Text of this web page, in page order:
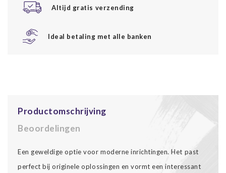
Altijd gratis verzending
Ideal betaling met alle banken
Productomschrijving
Beoordelingen
Een geweldige optie voor moderne inrichtingen. Het past
perfect bij originele oplossingen en vormt een interessant